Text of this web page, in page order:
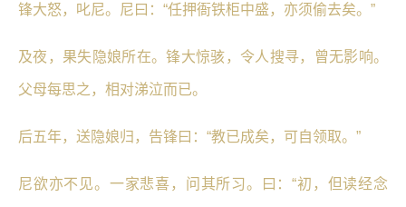
锋大怒，叱尼。尼曰：“任押衙铁柜中盛，亦须偷去矣。”
及夜，果失隐娘所在。锋大惊骇，令人搜寻，曾无影响。
父母每思之，相对涕泣而已。
后五年，送隐娘归，告锋曰：“教已成矣，可自领取。”
尼欲亦不见。一家悲喜，问其所习。曰：“初，但读经念